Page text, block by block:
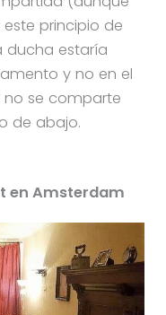
principio de
ducha estaría
y no en el
no se comparte
de abajo.
en Amsterdam